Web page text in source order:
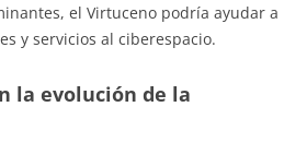
el Virtuceno podría ayudar a
y servicios al ciberespacio.
la evolución de la